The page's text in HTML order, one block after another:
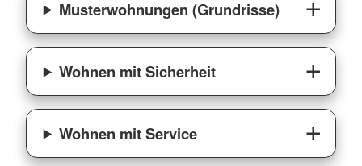
Musterwohnungen (Grundrisse)
Wohnen mit Sicherheit
Wohnen mit Service